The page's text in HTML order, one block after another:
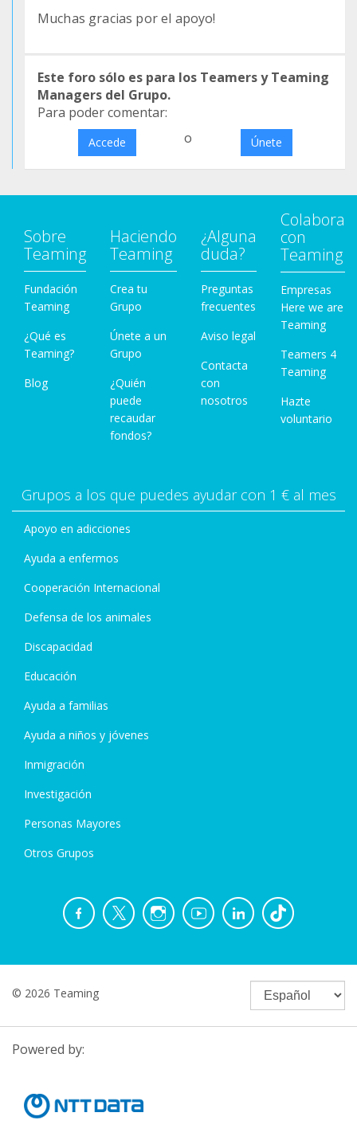
Muchas gracias por el apoyo!
Este foro sólo es para los Teamers y Teaming
Managers del Grupo.
Para poder comentar:
Accede o Únete
Sobre
Teaming
Fundación
Teaming
¿Qué es
Teaming?
Blog
Haciendo
Teaming
Crea tu
Grupo
Únete a un
Grupo
¿Quién
puede
recaudar
fondos?
¿Alguna
duda?
Preguntas
frecuentes
Aviso legal
Contacta
con
nosotros
Colabora
con
Teaming
Empresas
Here we are
Teaming
Teamers 4
Teaming
Hazte
voluntario
Grupos a los que puedes ayudar con 1 € al mes
Apoyo en adicciones
Ayuda a enfermos
Cooperación Internacional
Defensa de los animales
Discapacidad
Educación
Ayuda a familias
Ayuda a niños y jóvenes
Inmigración
Investigación
Personas Mayores
Otros Grupos
© 2026 Teaming
Powered by: